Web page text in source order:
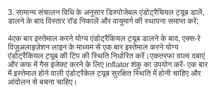
3. सामान्य संचालन विधि के अनुसार डिस्पोजेबल एंडोट्रैचियल ट्यूब डालें,
डालने के बाद विस्तार रॉड निकालें और वायुमार्ग की स्थापना समाप्त करें;
4एक बार इस्तेमाल करने योग्य एंडोट्रैकियल ट्यूब डालने के बाद, एक्स-रे
विज़ुअलाइज़ेशन लाइन के माध्यम से एक बार इस्तेमाल करने योग्य
एंडोट्रैकियल ट्यूब की टिप की स्थिति निर्धारित करें।एकतरफा वाल्व दबाएं
और कफ में गैस इंजेक्ट करने के लिए inflator शंकु का उपयोग करें- एक बार
में इस्तेमाल होने वाली एंडोट्रैकेल ट्यूब सुरक्षित स्थिति में होनी चाहिए और
आंदोलन से बचना चाहिए।